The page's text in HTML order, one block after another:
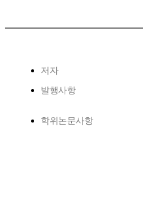
저자
발행사항
학위논문사항